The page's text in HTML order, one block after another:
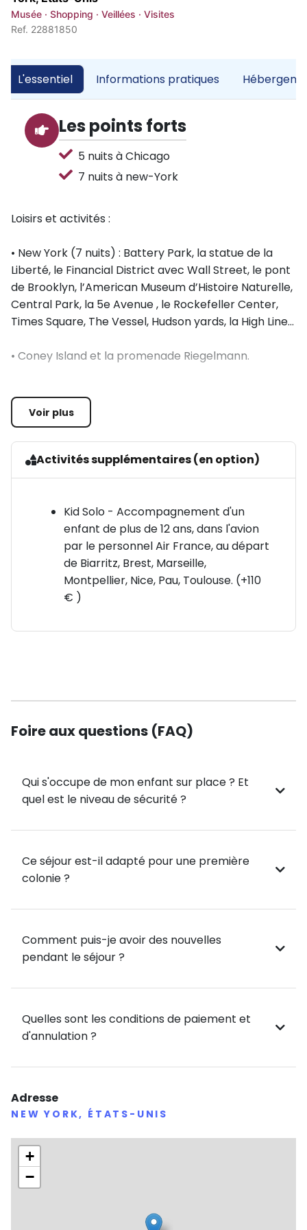
Musée · Shopping · Veillées · Visites
Ref. 22881850
L'essentiel Informations pratiques
Les points forts
5 nuits à Chicago
7 nuits à new-York
Loisirs et activités :
• New York (7 nuits) : Battery Park, la statue de la
Liberté, le Financial District avec Wall Street, le pont
de Brooklyn, l’American Museum d’Histoire Naturelle,
Central Park, la 5e Avenue , le Rockefeller Center,
Times Square, The Vessel, Hudson yards, la High Line...
• Coney Island et la promenade Riegelmann.
Little Italy, Greenwich Village et Soho, Chelsea...
• Chicago (5 nuits) : John Hancock Observatory élu
le plus beau point de vue de la ville, le Shedd
Aquarium qui abrite 2100 espèces animales et le
Découverte de la ville quartier par quartier. Détente
au bord du lac Michigan.
• Détente, shopping, animations et veillées
proposées par l'équipe d'encadrement.
Voir plus
Activités supplémentaires (en option)
Kid Solo - Accompagnement d'un
enfant de plus de 12 ans, dans l'avion
par le personnel Air France, au départ
de Biarritz, Brest, Marseille,
Montpellier, Nice, Pau, Toulouse. (+110
€ )
Foire aux questions (FAQ)
Qui s'occupe de mon enfant sur place ? Et
quel est le niveau de sécurité ?
Ce séjour est-il adapté pour une première
colonie ?
Comment puis-je avoir des nouvelles
pendant le séjour ?
Quelles sont les conditions de paiement et
d'annulation ?
Adresse
NEW YORK, ÉTATS-UNIS
+
−